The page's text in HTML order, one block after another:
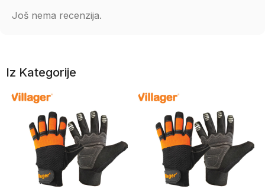
Još nema recenzija.
Iz Kategorije